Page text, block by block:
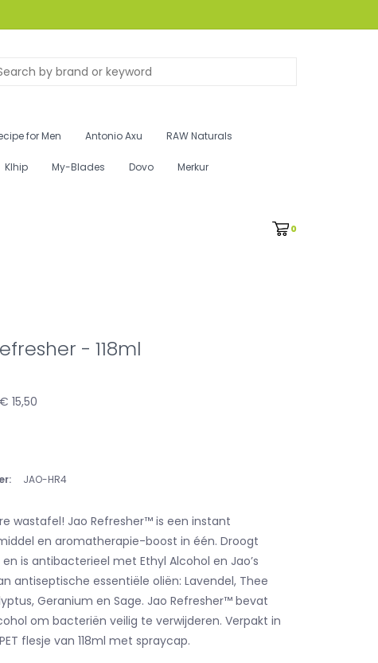
for Men Antonio Axu RAW Naturals
Klhip My-Blades Dovo Merkur
0
- 118ml
15,50
JAO-HR4
wastafel! Jao Refresher™ is een instant
en aromatherapie-boost in één. Droogt
en is antibacterieel met Ethyl Alcohol en Jao’s
antiseptische essentiële oliën: Lavendel, Thee
Geranium en Sage. Jao Refresher™ bevat
om bacteriën veilig te verwijderen. Verpakt in
flesje van 118ml met spraycap.